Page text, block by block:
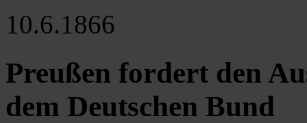
10.6.1866
Preußen fordert den
dem Deutschen Bund